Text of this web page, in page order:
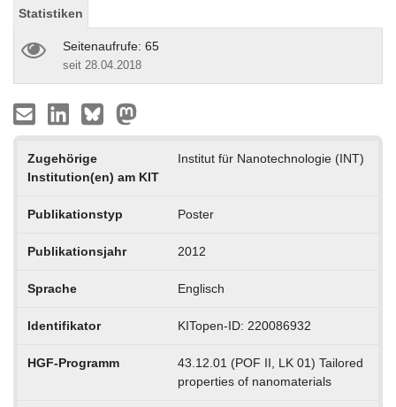
Statistiken
Seitenaufrufe: 65
seit 28.04.2018
Zugehörige
Institution(en) am KIT
Institut für Nanotechnologie (INT)
Publikationstyp Poster
Publikationsjahr 2012
Sprache Englisch
Identifikator KITopen-ID: 220086932
HGF-Programm
43.12.01 (POF II, LK 01) Tailored
properties of nanomaterials